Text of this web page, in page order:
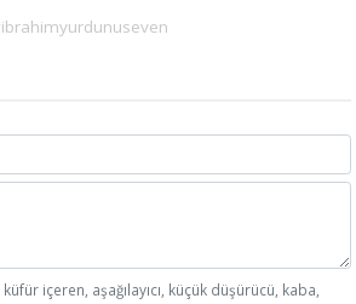
içeren, aşağılayıcı, küçük düşürücü, kaba,